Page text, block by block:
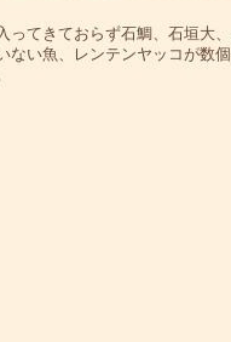
ってきておらず石鯛、石垣大
ない魚、レンテンヤッコが数